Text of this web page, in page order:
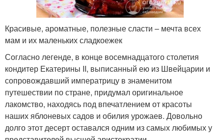
Красивые, ароматные, полезные сласти – мечта всех
мам и их маленьких сладкоежек
Согласно легенде, в конце восемнадцатого столетия
кондитер Екатерины II, выписанный ею из Швейцарии и
сопровождавший императрицу в знаменитом
путешествии по стране, придумал оригинальное
лакомство, находясь под впечатлением от красоты
наших яблоневых садов и обилия урожаев. Довольно
долго этот десерт оставался одним из самых любимых у